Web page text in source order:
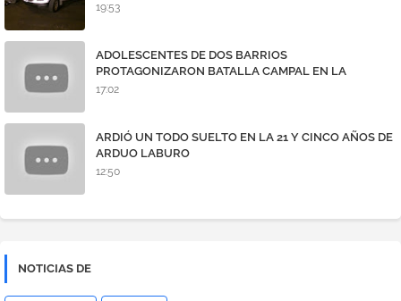
19:53
ADOLESCENTES DE DOS BARRIOS
PROTAGONIZARON BATALLA CAMPAL EN LA
AVENIDA 7
17:02
ARDIÓ UN TODO SUELTO EN LA 21 Y CINCO AÑOS DE
ARDUO LABURO
12:50
NOTICIAS DE